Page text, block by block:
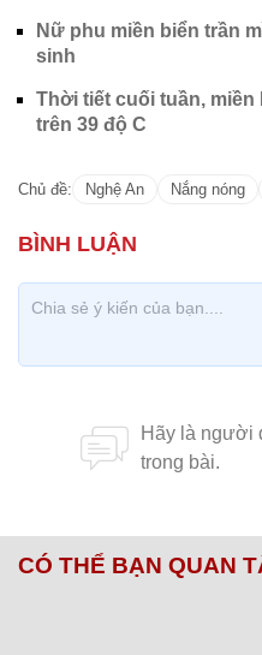
Nữ phu miền biển trần
sinh
Thời tiết cuối tuần,
trên 39 độ C
Chủ đề: Nghệ An Nắng nóng
CÓ THỂ BẠN QUAN